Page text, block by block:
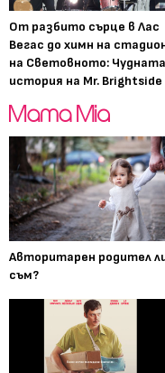
От разбито сърце в Лас
Вегас до химн на
на Световното: Чудната
история на Mr. Brightside
Авторитарен родител
съм?